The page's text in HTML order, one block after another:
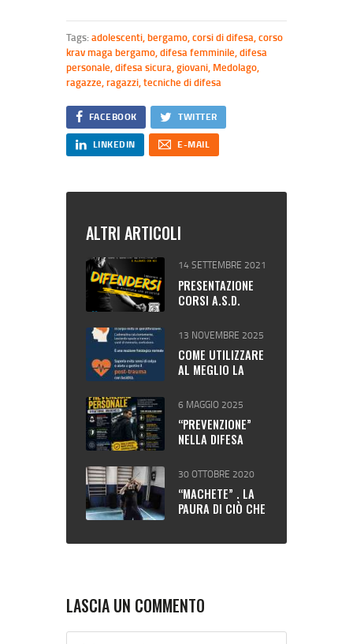
Tags:adolescenti,bergamo,corsi di difesa,corso
krav maga bergamo,difesa femminile,difesa
personale,difesa sicura,giovani, Medolago,
ragazze,ragazzi,tecniche di difesa
FACEBOOK TWITTER
LINKEDIN E-MAIL
ALTRI ARTICOLI
14 SETTEMBRE 2021
PRESENTAZIONE
CORSI A.S.D.
13 NOVEMBRE 2025
COME UTILIZZARE
AL MEGLIO LA
CORPO” NELLA
PERSONALE.
6 MAGGIO 2025
“PREVENZIONE”
NELLA DIFESA
30 OTTOBRE 2020
“MACHETE” . LA
PAURA DI CIÒ CHE
LASCIA UN COMMENTO